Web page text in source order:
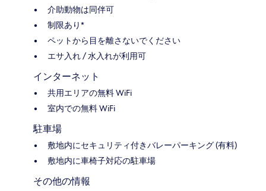
介助動物は同伴可
制限あり*
ペットから目を離さないでください
エサ入れ / 水入れが利用可
インターネット
共用エリアの無料 WiFi
室内での無料 WiFi
駐車場
敷地内にセキュリティ付きバレーパーキング (有料)
敷地内に車椅子対応の駐車場
その他の情報